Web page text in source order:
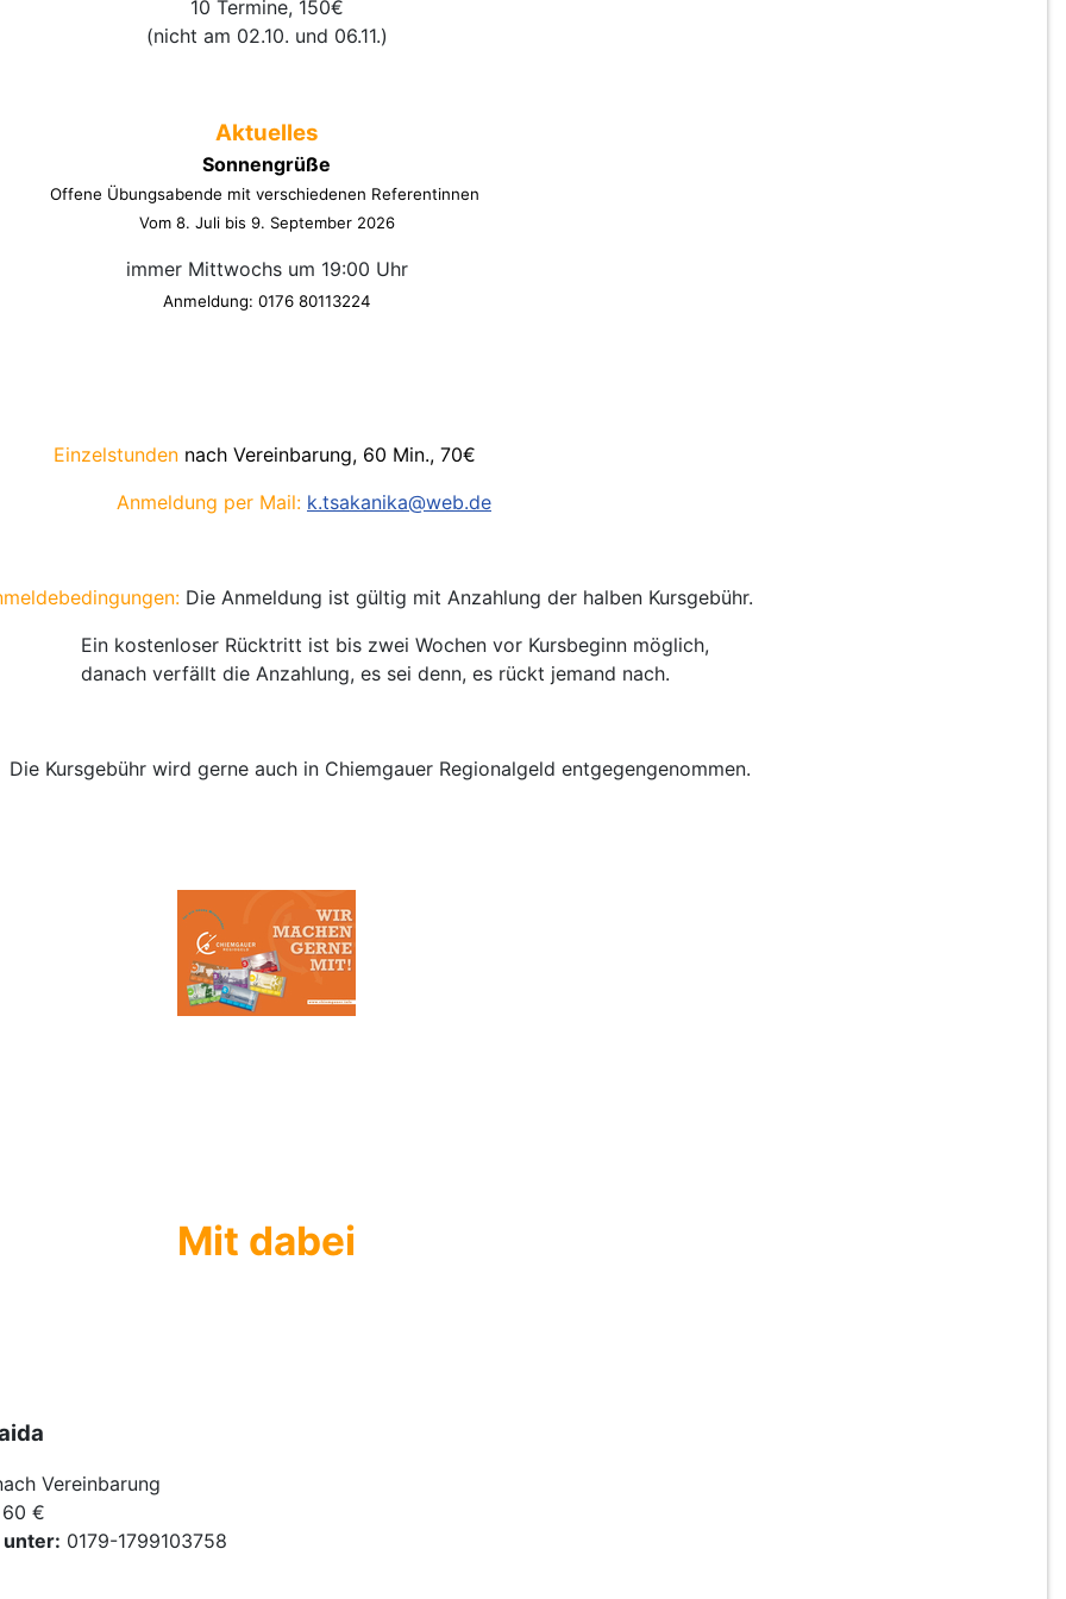
10 Termine, 150€
(nicht am 02.10. und 06.11.)
Aktuelles
Sonnengrüße
Offene Übungsabende mit verschiedenen Referentinnen
Vom 8. Juli bis 9. September 2026
immer Mittwochs um 19:00 Uhr
Anmeldung: 0176 80113224
Einzelstundennach Vereinbarung, 60 Min., 70€
Anmeldung per Mail: k.tsakanika@web.de
Die Anmeldung ist gültig mit Anzahlung der halben Kursgebühr.
zwei Wochen vor Kursbeginn möglich,
es sei denn, es rückt jemand nach.
Chiemgauer Regionalgeld entgegengenommen.
Mit dabei
Vereinbarung
€
0179-1799103758